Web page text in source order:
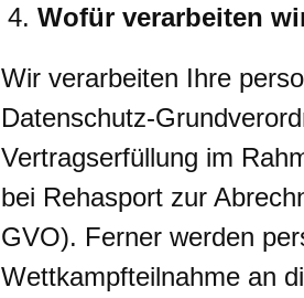
Wofür verarbeiten
Wir verarbeiten Ihre
Datenschutz-
Vertragserfüllung im
bei Rehasport zur
GVO). Ferner werden
Wettkampfteilnahme an